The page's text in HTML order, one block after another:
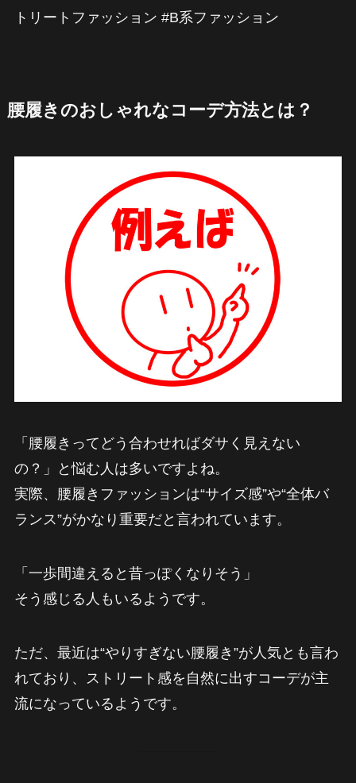
トリートファッション #B系ファッション
腰履きのおしゃれなコーデ方法とは？
「腰履きってどう合わせればダサく見えない
の？」と悩む人は多いですよね。
実際、腰履きファッションは“サイズ感”や“全体バ
ランス”がかなり重要だと言われています。
「一歩間違えると昔っぽくなりそう」
そう感じる人もいるようです。
ただ、最近は“やりすぎない腰履き”が人気とも言わ
れており、ストリート感を自然に出すコーデが主
流になっているようです。